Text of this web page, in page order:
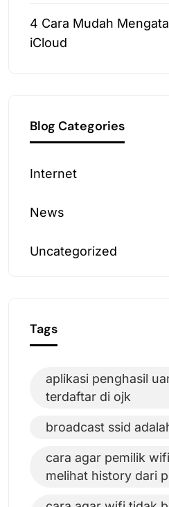
4 Cara Mudah
iCloud
Blog Categories
Internet
News
Uncategorized
Tags
aplikasi penghasil
terdaftar di ojk
broadcast ssid
cara agar pemilik
melihat history dari